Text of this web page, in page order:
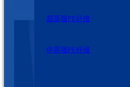
超高强PE纤维
中高强PE纤维